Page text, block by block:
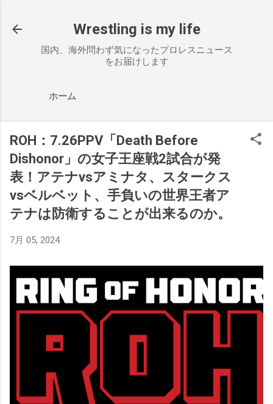
Wrestling is my life
国内、海外問わず気になったプロレスニュース
をお届けします
ホーム
ROH：7.26PPV「Death Before
Dishonor」の女子王座戦2試合が発
表！アテナvsアミナタ、スタークス
vsベルベット、手負いの世界王者ア
テナは防衛することが出来るのか。
7月 05, 2024